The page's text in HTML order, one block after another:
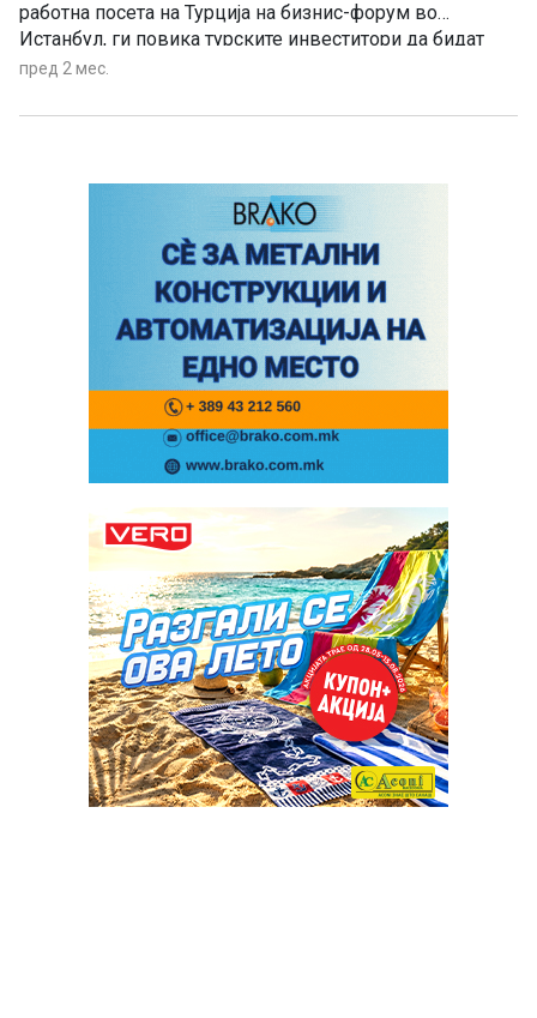
работна посета на Турција на бизнис-форум во
Истанбул, ги повика турските инвеститори да бидат
дел од развојната приказна на Македонија.
пред 2 мес.